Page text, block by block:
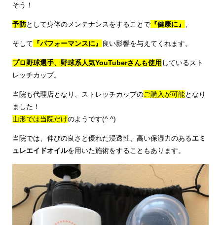
そう！
予防として身体のメンテナンスをすることで 『健康に』
そして 『パフォーマンスに』 良い影響を与えてくれます。
プロ野球選手、野球系人気YouTuberさんも使用 しているスト
レッチカップ。
当院も代理店となり、ストレッチカップのご購入が可能となり
ました！
山形では当院だけのようです(^ ^)
当院では、伸びの良さと優れた浸透性、高い保湿力のあるエミ
ュレエイドオイルを用いた施術をすることもあります。